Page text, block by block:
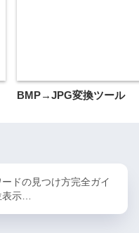
BMP→JPG変換ツール
ドの見つけ方完全ガイ
示…